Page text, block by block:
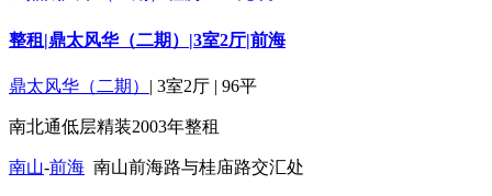
整租|鼎太风华（二期）|3室2厅|前海
鼎太风华（二期） | 3室2厅 | 96平
南北通低层精装2003年整租
南山-前海 南山前海路与桂庙路交汇处